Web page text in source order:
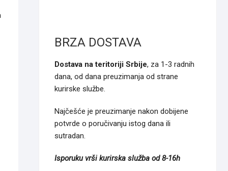
BRZA DOSTAVA
Dostava na teritoriji Srbije, za 1-3 radnih
dana, od dana preuzimanja od strane
kurirske službe.
Najčešće je preuzimanje nakon dobijene
potvrde o poručivanju istog dana ili
sutradan.
Isporuku vrši kurirska služba od 8-16h